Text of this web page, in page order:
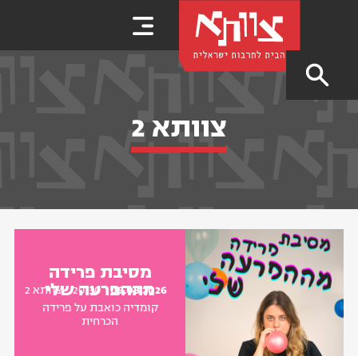
צוותא 2
מסיבת פרידה
מההפרעה שלי
קומדיה כואבת על פרידה
הכרחית
09.08.2026
20:30 צוותא 2